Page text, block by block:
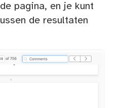
pagina, en je kunt
de resultaten